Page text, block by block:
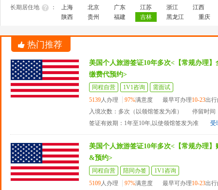
长期居住地 ： 上海 北京 广东 江苏 浙江
江西
陕西
贵州 福建 吉林 黑龙江 重庆
热门推荐
美国个人旅游签证10年多次<【常规办理
缴费代预约>
同程自营 1V1咨询
需面试
5139人办理 97%满意度 最早可办理10-23出
入境次数：多次（以领馆签发为准）
停留时间
签证有效期：1年至10年,以使领馆签发为准
受
美国个人旅游签证10年多次<【常规办理
&预约>
同程自营 陪同办签
1V1咨询
5109人办理 97%满意度 最早可办理10-23出